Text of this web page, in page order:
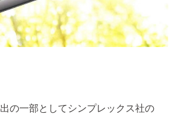
の一部としてシンプレックス社の